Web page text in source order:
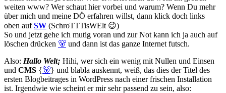
weiten www? Wer schaut hier vorbei und warum? Wenn Du mehr
über mich und meine DÖ erfahren willst, dann klick doch links
oben aufSW (SchroTTTisWElt 😉)
So und jetzt gehe ich mutig voran und zur Not kann ich ja auch auf
löschen drücken 🐻 und dann ist das ganze Internet futsch.
Also: Hallo Welt¡ Hihi, wer sich ein wenig mit Nullen und Einsen
und CMS {🐻} und blabla auskennt, weiß, das dies der Titel des
ersten Blogbeitrages in WordPress nach einer frischen Installation
ist. Irgendwie wie scheint er mir sehr passend zu sein, also: